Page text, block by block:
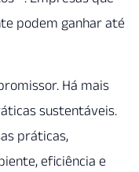
podem ganhar até
Há mais
sustentáveis.
práticas,
eficiência e